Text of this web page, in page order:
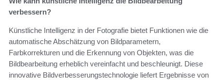
verbessern?
Künstliche Intelligenz in der Fotografie bietet Funktionen wie die
automatische Abschätzung von Bildparametern,
Farbkorrekturen und die Erkennung von Objekten, was die
Bildbearbeitung erheblich vereinfacht und beschleunigt. Diese
innovative Bildverbesserungstechnologie liefert Ergebnisse von